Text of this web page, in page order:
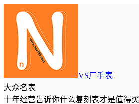
VS厂手表
大众名表
十年经营告诉你什么复刻表才是值得买